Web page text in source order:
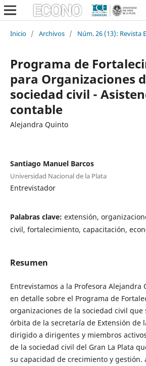
Inicio / Archivos / Núm. 26 (13): Revista
Programa de
para Organizaciones
sociedad civil -
contable
Alejandra Quinto
Santiago Manuel Barcos
Universidad Nacional de la Plata
Entrevistador
Palabras clave: extensión,
civil, fortalecimiento, capacitación,
Resumen
Entrevistamos a la Profesora
en detalle sobre el Programa de
organizaciones de la sociedad civil que
órbita de la secretaría de Extensión de
dirigido a dirigentes y miembros
de la sociedad civil del Gran La Plata
su capacidad de crecimiento y gestión.